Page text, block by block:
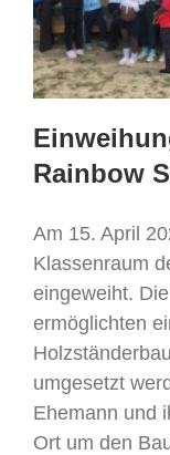
Rainbow
Am 15. April
Klassenraum
eingeweiht.
ermöglichten
umgesetzt
Ehemann und
Ort um den